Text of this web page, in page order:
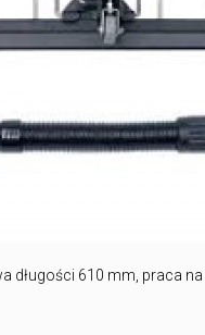
długości 610 mm, praca